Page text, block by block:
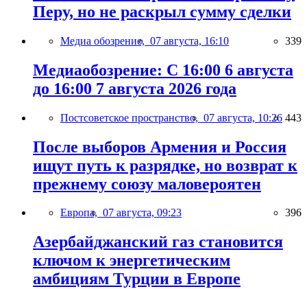
Перу, но не раскрыл сумму сделки
Медиа обозрение, 07 августа, 16:10 339
Медиаобозрение: С 16:00 6 августа
до 16:00 7 августа 2026 года
Постсоветское пространство, 07 августа, 10:26 443
После выборов Армения и Россия
ищут путь к разрядке, но возврат к
прежнему союзу маловероятен
Европа, 07 августа, 09:23 396
Азербайджанский газ становится
ключом к энергетическим
амбициям Турции в Европе